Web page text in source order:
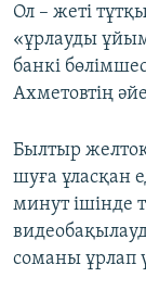
Ол – жеті
«ұрлауды
банкі
Ахметовтің
Былтыр
шуға ұласқан
минут ішінде
соманы ұрлап